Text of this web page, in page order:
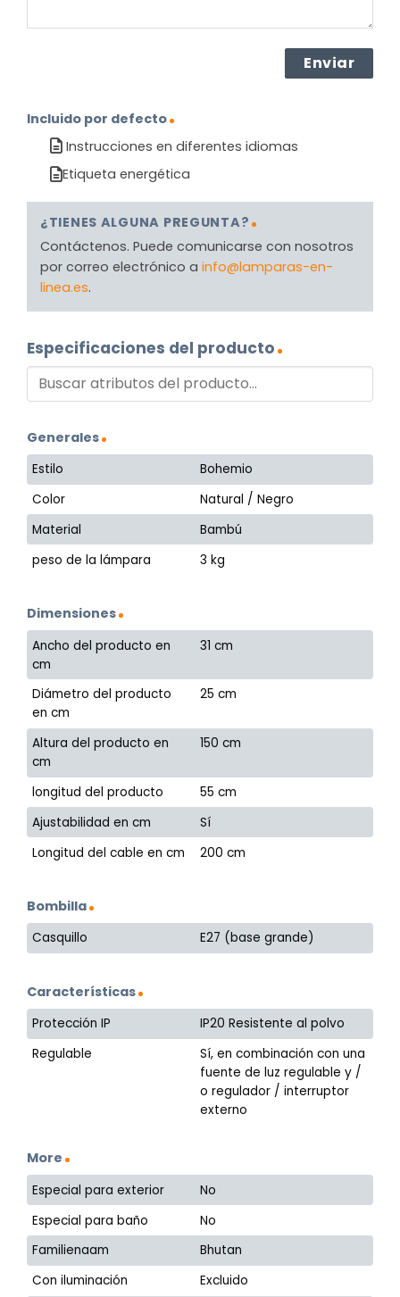
Incluido por defecto
Instrucciones en diferentes idiomas
Etiqueta energética
¿TIENES ALGUNA PREGUNTA?
Contáctenos. Puede comunicarse con nosotros
por correo electrónico a info@lamparas-en-
linea.es.
Especificaciones del producto
Generales
Estilo
Bohemio
Color
Natural / Negro
Material
Bambú
peso de la lámpara
3 kg
Dimensiones
Ancho del producto en
cm
31 cm
Diámetro del producto
en cm
25 cm
Altura del producto en
cm
150 cm
longitud del producto
55 cm
Ajustabilidad en cm
Sí
Longitud del cable en cm
200 cm
Bombilla
Casquillo E27 (base grande)
Características
Protección IP
IP20 Resistente al polvo
Regulable
Sí, en combinación con una
fuente de luz regulable y /
o regulador / interruptor
externo
More
Especial para exterior
No
Especial para baño
No
Familienaam
Bhutan
Con iluminación
Excluido